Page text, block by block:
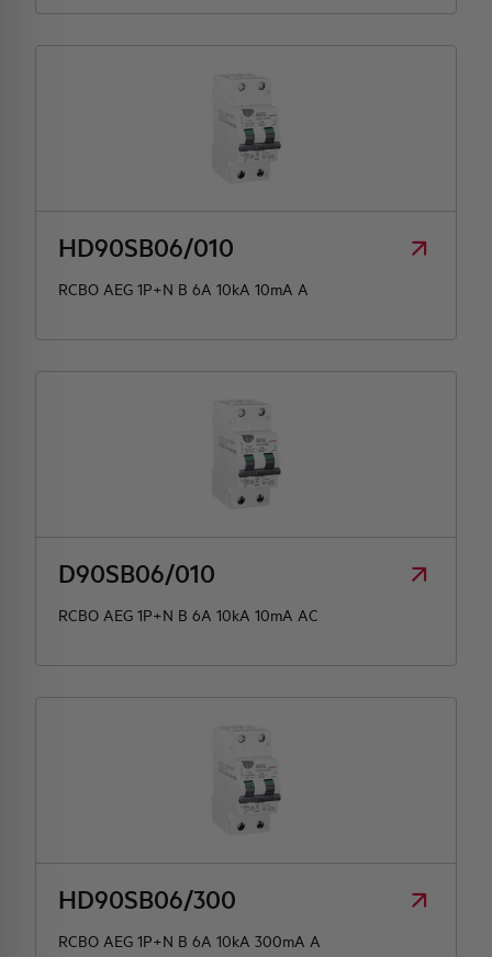
HD90SB06/010
RCBO AEG 1P+N B 6A 10kA 10mA A
D90SB06/010
RCBO AEG 1P+N B 6A 10kA 10mA AC
HD90SB06/300
RCBO AEG 1P+N B 6A 10kA 300mA A
SOCIAL COMMITMENT